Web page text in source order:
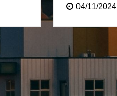
04/11/2024